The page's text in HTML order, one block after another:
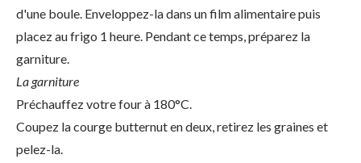
d'une boule. Enveloppez-la dans un film alimentaire puis
placez au frigo 1 heure. Pendant ce temps, préparez la
garniture.
La garniture
Préchauffez votre four à 180°C.
Coupez la courge butternut en deux, retirez les graines et
pelez-la.